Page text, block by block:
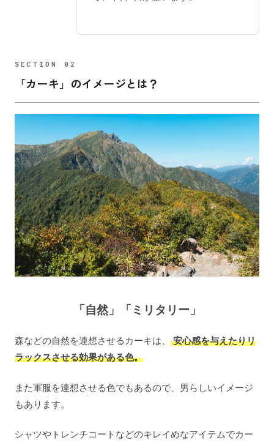
「カーキ」のイメージとは？
「自然」「ミリタリー」
森などの自然を連想させるカーキは、 安心感を与えたりリ
ラックスさせる効果がある色。
また軍服を連想させる色でもあるので、男らしいイメージ
もあります。
シャツやトレンチコートなどのキレイめなアイテムでカー